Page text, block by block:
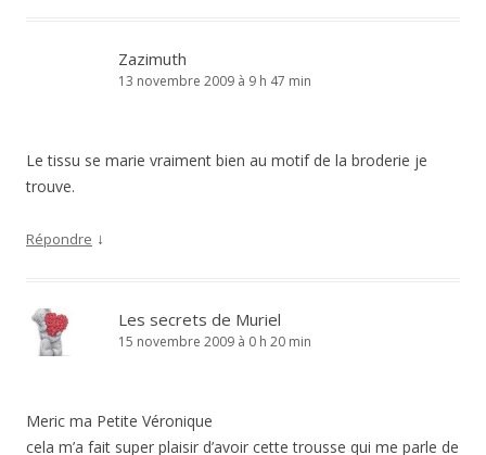
Zazimuth
13 novembre 2009 à 9 h 47 min
Le tissu se marie vraiment bien au motif de la broderie je
trouve.
Répondre ↓
Les secrets de Muriel
15 novembre 2009 à 0 h 20 min
Meric ma Petite Véronique
cela m’a fait super plaisir d’avoir cette trousse qui me parle de